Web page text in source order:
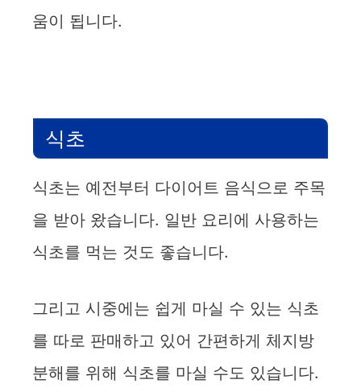
움이 됩니다.
식초
식초는 예전부터 다이어트 음식으로 주목
을 받아 왔습니다. 일반 요리에 사용하는
식초를 먹는 것도 좋습니다.
그리고 시중에는 쉽게 마실 수 있는 식초
를 따로 판매하고 있어 간편하게 체지방
분해를 위해 식초를 마실 수도 있습니다.